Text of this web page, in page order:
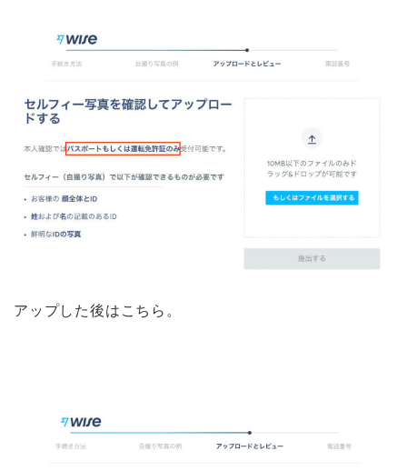
アップした後はこちら。